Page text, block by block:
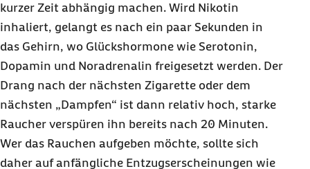
kurzer Zeit abhängig machen. Wird Nikotin
inhaliert, gelangt es nach ein paar Sekunden in
das Gehirn, wo Glückshormone wie Serotonin,
Dopamin und Noradrenalin freigesetzt werden. Der
Drang nach der nächsten Zigarette oder dem
nächsten „Dampfen“ ist dann relativ hoch, starke
Raucher verspüren ihn bereits nach 20 Minuten.
Wer das Rauchen aufgeben möchte, sollte sich
daher auf anfängliche Entzugserscheinungen wie